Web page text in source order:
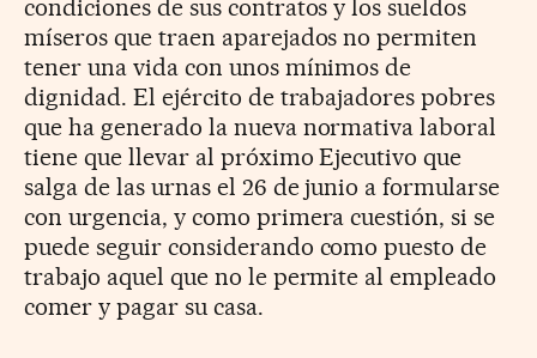
condiciones de sus contratos y los sueldos
míseros que traen aparejados no permiten
tener una vida con unos mínimos de
dignidad. El ejército de trabajadores pobres
que ha generado la nueva normativa laboral
tiene que llevar al próximo Ejecutivo que
salga de las urnas el 26 de junio a formularse
con urgencia, y como primera cuestión, si se
puede seguir considerando como puesto de
trabajo aquel que no le permite al empleado
comer y pagar su casa.